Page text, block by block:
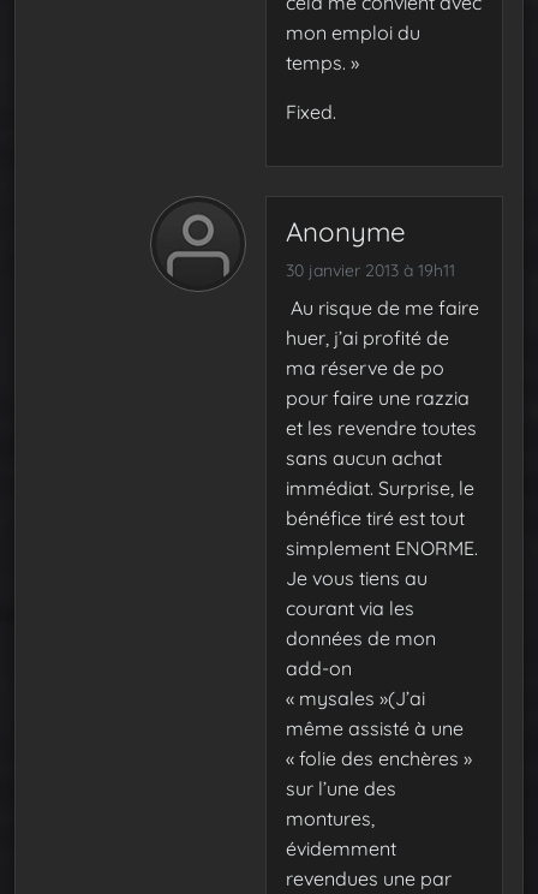
mon emploi du
temps. »
Fixed.
Anonyme
30 janvier 2013 à 19h11
Au risque de me faire
huer, j’ai profité de
ma réserve de po
pour faire une razzia
et les revendre toutes
sans aucun achat
immédiat. Surprise, le
bénéfice tiré est tout
simplement ENORME.
Je vous tiens au
courant via les
données de mon
add-on
« mysales »(J’ai
même assisté à une
« folie des enchères »
sur l’une des
montures,
évidemment
revendues une par